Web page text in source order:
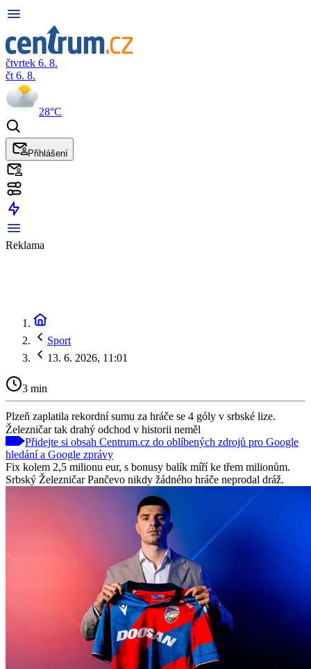
čtvrtek 6. 8.
čt 6. 8.
28°C
Přihlášení
Reklama
Sport
13. 6. 2026, 11:01
3 min
Plzeň zaplatila rekordní sumu za hráče se 4 góly v srbské lize.
Železničar tak drahý odchod v historii neměl
Přidejte si obsah Centrum.cz do oblíbených zdrojů pro Google
hledání a Google zprávy
Fix kolem 2,5 milionu eur, s bonusy balík míří ke třem milionům.
Srbský Železničar Pančevo nikdy žádného hráče neprodal dráž.